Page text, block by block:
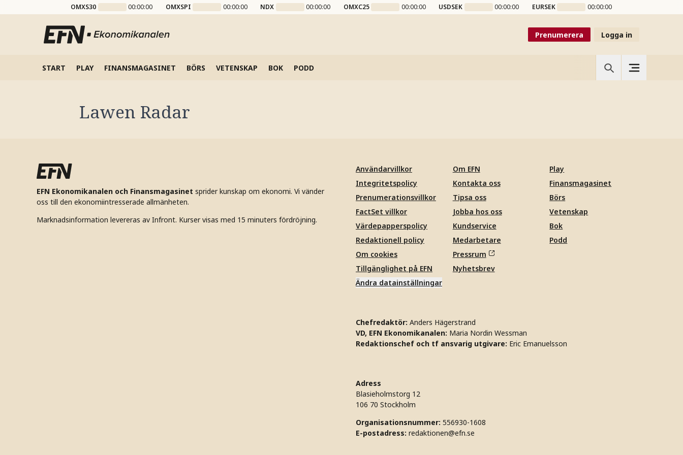
OMXS30 00:00:00 OMXSPI 00:00:00 NDX 00:00:00 OMXC25 00:00:00 USDSEK 00:00:00 EURSEK 00:00:00
Prenumerera Logga in
START PLAY FINANSMAGASINET BÖRS VETENSKAP BOK PODD
Lawen Radar
EFN Ekonomikanalen och Finansmagasinet sprider kunskap om ekonomi. Vi vänder
oss till den ekonomiintresserade allmänheten.
Marknadsinformation levereras av Infront. Kurser visas med 15 minuters fördröjning.
Användarvillkor
Integritetspolicy
Prenumerationsvillkor
FactSet villkor
Värdepapperspolicy
Redaktionell policy
Om cookies
Tillgänglighet på EFN
Ändra datainställningar
Om EFN
Kontakta oss
Tipsa oss
Jobba hos oss
Kundservice
Medarbetare
Pressrum
Nyhetsbrev
Play
Finansmagasinet
Börs
Vetenskap
Bok
Podd
Chefredaktör: Anders Hägerstrand
VD, EFN Ekonomikanalen: Maria Nordin Wessman
Redaktionschef och tf ansvarig utgivare: Eric Emanuelsson
Adress
Blasieholmstorg 12
106 70 Stockholm
Organisationsnummer: 556930-1608
E-postadress: redaktionen@efn.se